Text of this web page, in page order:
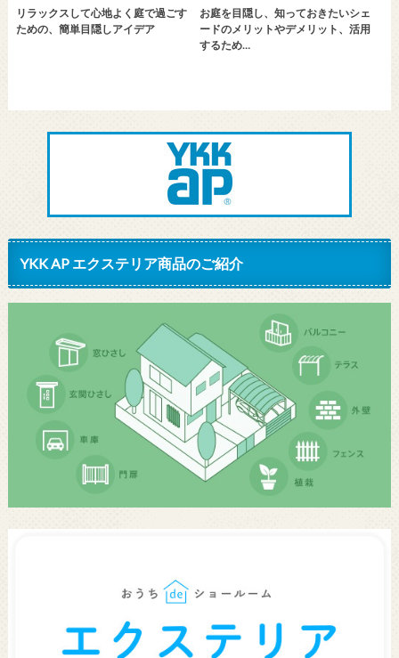
リラックスして心地よく庭で過ごす
ための、簡単目隠しアイデア
お庭を目隠し、知っておきたいシェ
ードのメリットやデメリット、活用
するため…
YKK AP エクステリア商品のご紹介